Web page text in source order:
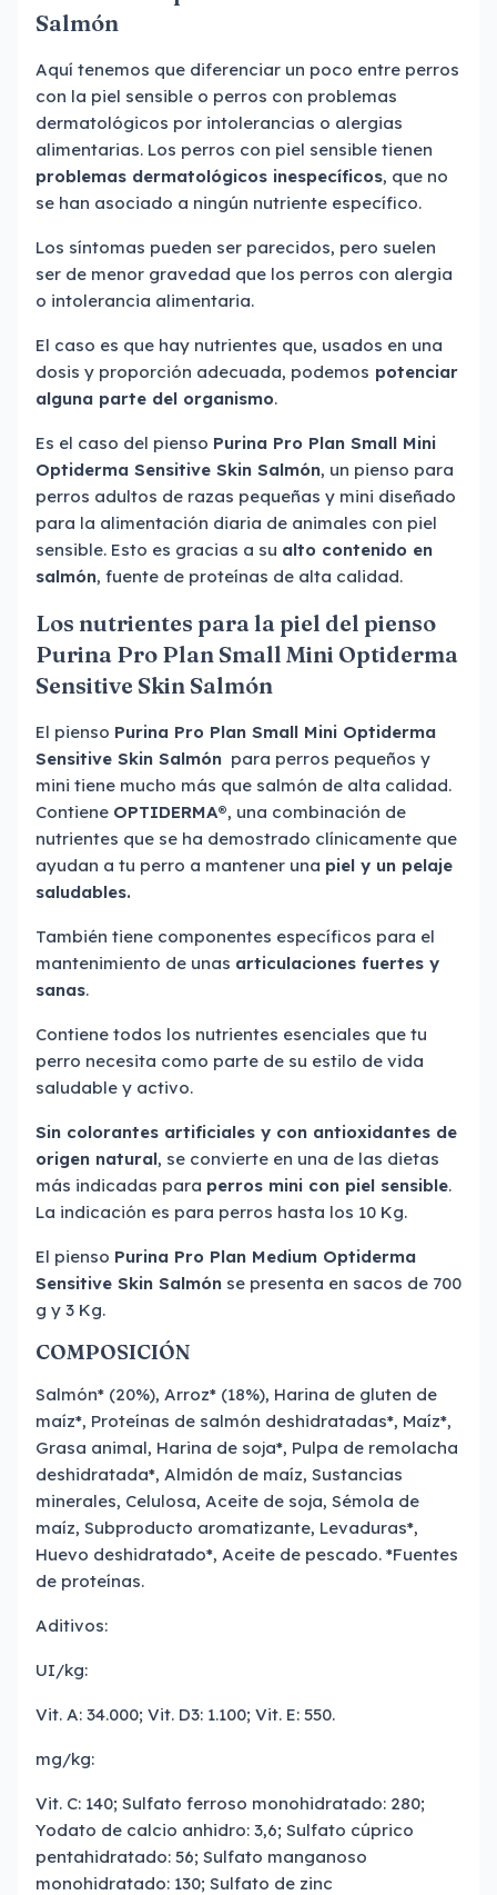
Salmón
Aquí tenemos que diferenciar un poco entre perros
con la piel sensible o perros con problemas
dermatológicos por intolerancias o alergias
alimentarias. Los perros con piel sensible tienen
problemas dermatológicos inespecíficos, que no
se han asociado a ningún nutriente específico.
Los síntomas pueden ser parecidos, pero suelen
ser de menor gravedad que los perros con alergia
o intolerancia alimentaria.
El caso es que hay nutrientes que, usados en una
dosis y proporción adecuada, podemos potenciar
alguna parte del organismo.
Es el caso del pienso Purina Pro Plan Small Mini
Optiderma Sensitive Skin Salmón, un pienso para
perros adultos de razas pequeñas y mini diseñado
para la alimentación diaria de animales con piel
sensible. Esto es gracias a su alto contenido en
salmón, fuente de proteínas de alta calidad.
Los nutrientes para la piel del pienso
Purina Pro Plan Small Mini Optiderma
Sensitive Skin Salmón
El pienso Purina Pro Plan Small Mini Optiderma
Sensitive Skin Salmón para perros pequeños y
mini tiene mucho más que salmón de alta calidad.
Contiene OPTIDERMA®, una combinación de
nutrientes que se ha demostrado clínicamente que
ayudan a tu perro a mantener una piel y un pelaje
saludables.
También tiene componentes específicos para el
mantenimiento de unas articulaciones fuertes y
sanas.
Contiene todos los nutrientes esenciales que tu
perro necesita como parte de su estilo de vida
saludable y activo.
Sin colorantes artificiales y con antioxidantes de
origen natural, se convierte en una de las dietas
más indicadas para perros mini con piel sensible.
La indicación es para perros hasta los 10 Kg.
El pienso Purina Pro Plan Medium Optiderma
Sensitive Skin Salmón se presenta en sacos de 700
g y 3 Kg.
COMPOSICIÓN
Salmón* (20%), Arroz* (18%), Harina de gluten de
maíz*, Proteínas de salmón deshidratadas*, Maíz*,
Grasa animal, Harina de soja*, Pulpa de remolacha
deshidratada*, Almidón de maíz, Sustancias
minerales, Celulosa, Aceite de soja, Sémola de
maíz, Subproducto aromatizante, Levaduras*,
Huevo deshidratado*, Aceite de pescado. *Fuentes
de proteínas.
Aditivos:
UI/kg:
Vit. A: 34.000; Vit. D3: 1.100; Vit. E: 550.
mg/kg:
Vit. C: 140; Sulfato ferroso monohidratado: 280;
Yodato de calcio anhidro: 3,6; Sulfato cúprico
pentahidratado: 56; Sulfato manganoso
monohidratado: 130; Sulfato de zinc